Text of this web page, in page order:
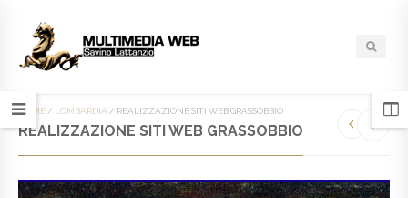
HOME / LOMBARDIA / REALIZZAZIONE SITI WEB GRASSOBBIO
REALIZZAZIONE SITI WEB GRASSOBBIO